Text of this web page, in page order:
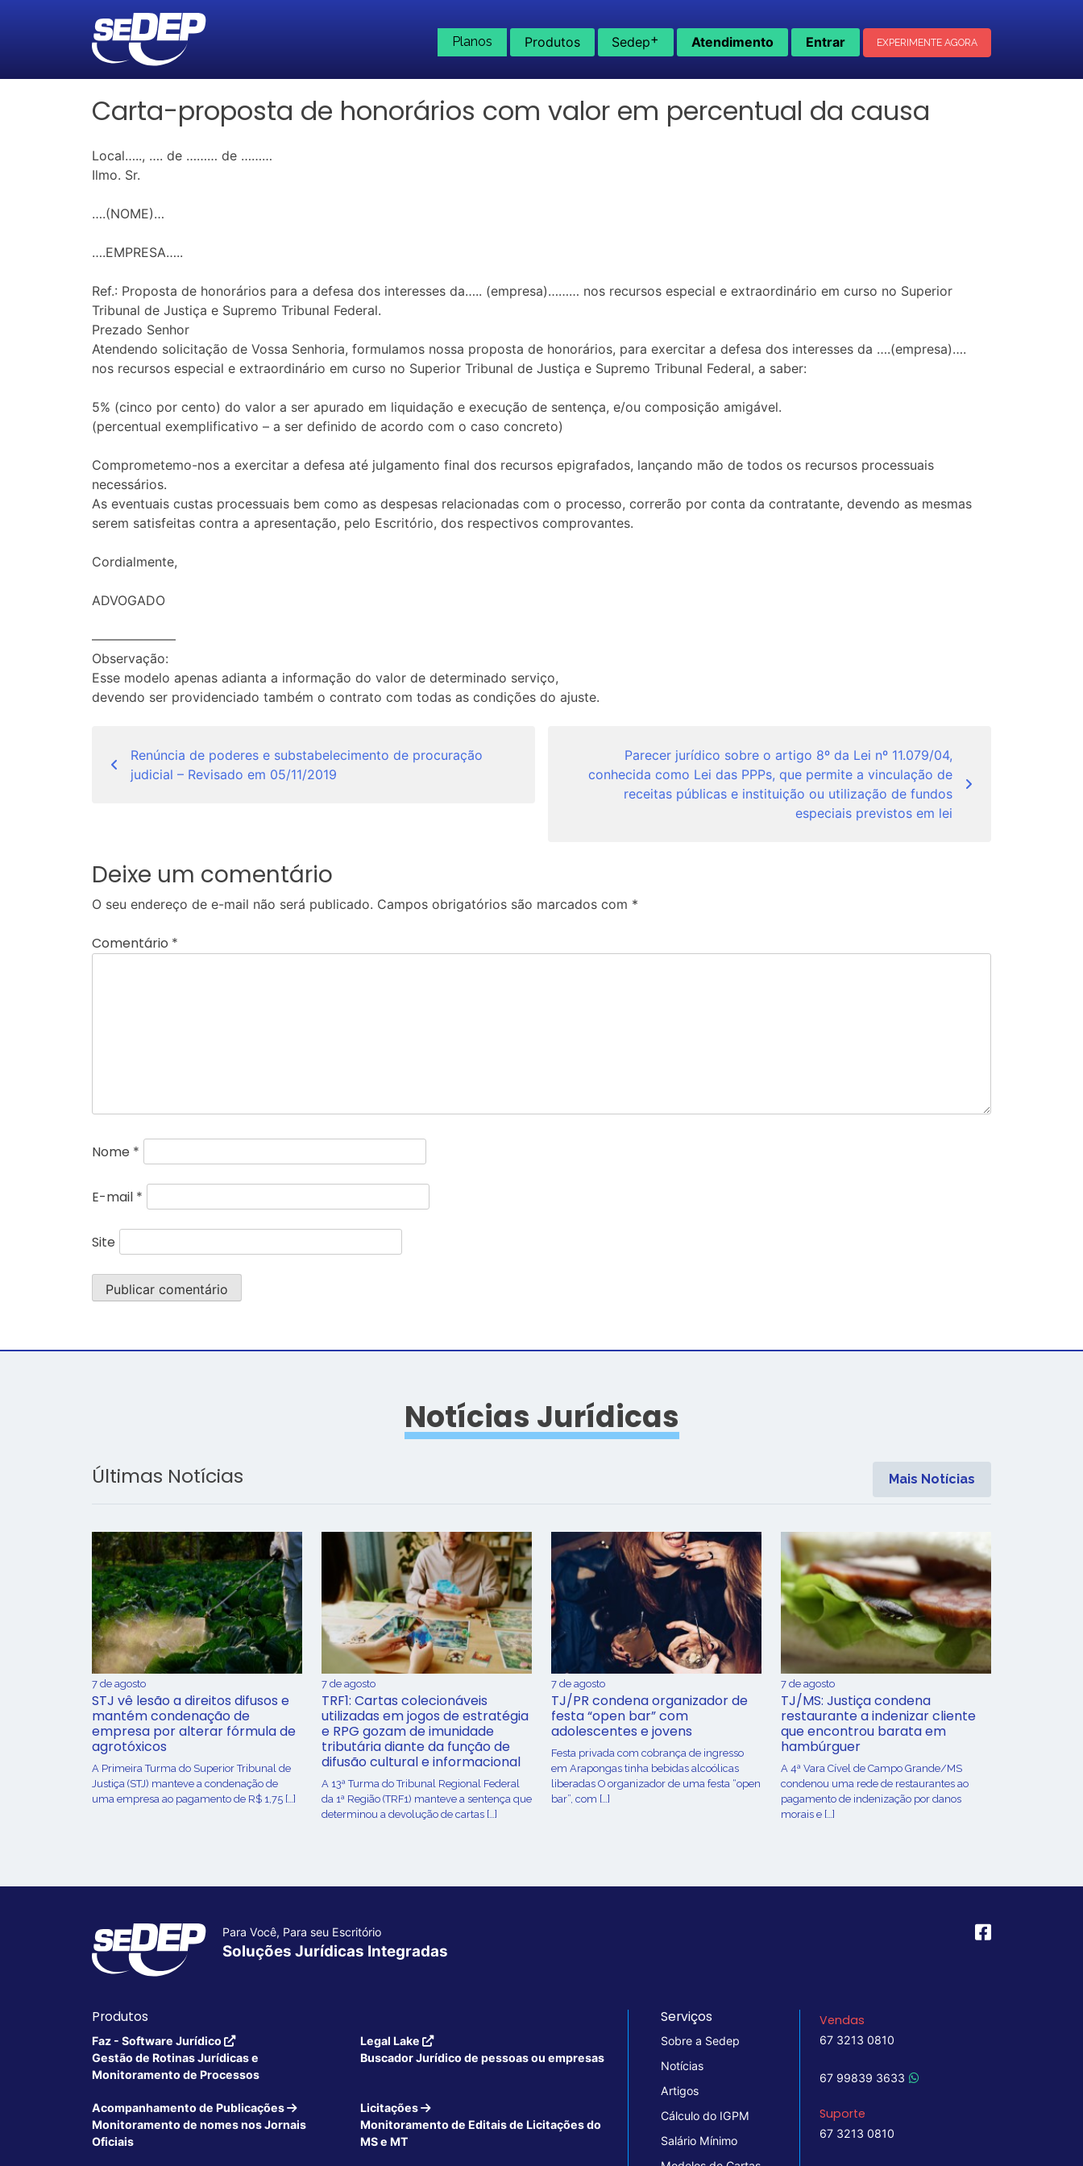
Planos Produtos Sedep+ Atendimento Entrar EXPERIMENTE AGORA
Carta-proposta de honorários com valor em percentual da causa
Local….., …. de ……… de ………
Ilmo. Sr.
….(NOME)…
….EMPRESA…..
Ref.: Proposta de honorários para a defesa dos interesses da….. (empresa)……… nos recursos especial e extraordinário em curso no Superior
Tribunal de Justiça e Supremo Tribunal Federal.
Prezado Senhor
Atendendo solicitação de Vossa Senhoria, formulamos nossa proposta de honorários, para exercitar a defesa dos interesses da ….(empresa)….
nos recursos especial e extraordinário em curso no Superior Tribunal de Justiça e Supremo Tribunal Federal, a saber:
5% (cinco por cento) do valor a ser apurado em liquidação e execução de sentença, e/ou composição amigável.
(percentual exemplificativo – a ser definido de acordo com o caso concreto)
Comprometemo-nos a exercitar a defesa até julgamento final dos recursos epigrafados, lançando mão de todos os recursos processuais
necessários.
As eventuais custas processuais bem como as despesas relacionadas com o processo, correrão por conta da contratante, devendo as mesmas
serem satisfeitas contra a apresentação, pelo Escritório, dos respectivos comprovantes.
Cordialmente,
ADVOGADO
——————–
Observação:
Esse modelo apenas adianta a informação do valor de determinado serviço,
devendo ser providenciado também o contrato com todas as condições do ajuste.
Navegação
de
Renúncia de poderes e substabelecimento de procuração
judicial – Revisado em 05/11/2019
Parecer jurídico sobre o artigo 8º da Lei nº 11.079/04,
conhecida como Lei das PPPs, que permite a vinculação de
receitas públicas e instituição ou utilização de fundos
especiais previstos em lei
Deixe um comentário
O seu endereço de e-mail não será publicado. Campos obrigatórios são marcados com *
Comentário *
Nome *
E-mail *
Site
Notícias Jurídicas
Últimas Notícias Mais Notícias
7 de agosto
STJ vê lesão a direitos difusos e
mantém condenação de
empresa por alterar fórmula de
agrotóxicos
​A Primeira Turma do Superior Tribunal de
Justiça (STJ) manteve a condenação de
uma empresa ao pagamento de R$ 1,75 […]
7 de agosto
TRF1: Cartas colecionáveis
utilizadas em jogos de estratégia
e RPG gozam de imunidade
tributária diante da função de
difusão cultural e informacional
A 13ª Turma do Tribunal Regional Federal
da 1ª Região (TRF1) manteve a sentença que
determinou a devolução de cartas […]
7 de agosto
TJ/PR condena organizador de
festa “open bar” com
adolescentes e jovens
Festa privada com cobrança de ingresso
em Arapongas tinha bebidas alcoólicas
liberadas O organizador de uma festa “open
bar”, com […]
7 de agosto
TJ/MS: Justiça condena
restaurante a indenizar cliente
que encontrou barata em
hambúrguer
A 4ª Vara Cível de Campo Grande/MS
condenou uma rede de restaurantes ao
pagamento de indenização por danos
morais e […]
Para Você, Para seu Escritório
Soluções Jurídicas Integradas
Produtos
Faz - Software Jurídico
Gestão de Rotinas Jurídicas e
Monitoramento de Processos
Legal Lake
Buscador Jurídico de pessoas ou empresas
Acompanhamento de Publicações
Monitoramento de nomes nos Jornais
Oficiais
Licitações
Monitoramento de Editais de Licitações do
MS e MT
Serviços
Sobre a Sedep
Notícias
Artigos
Cálculo do IGPM
Salário Mínimo
Vendas
67 3213 0810
67 99839 3633
Suporte
67 3213 0810